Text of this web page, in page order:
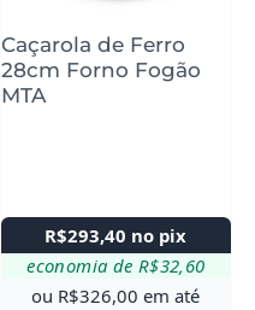
Caçarola de Ferro
28cm Forno Fogão
MTA
R$293,40 no pix
economia de R$32,60
ou R$326,00 em até